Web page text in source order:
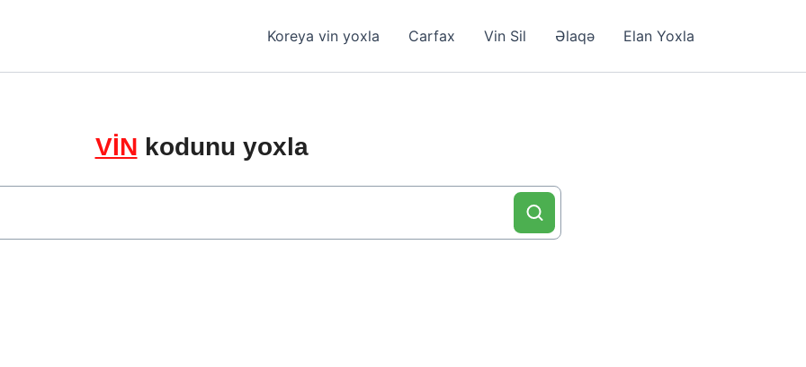
Koreya vin yoxla Carfax Vin Sil Əlaqə Elan Yoxla
VİN kodunu yoxla